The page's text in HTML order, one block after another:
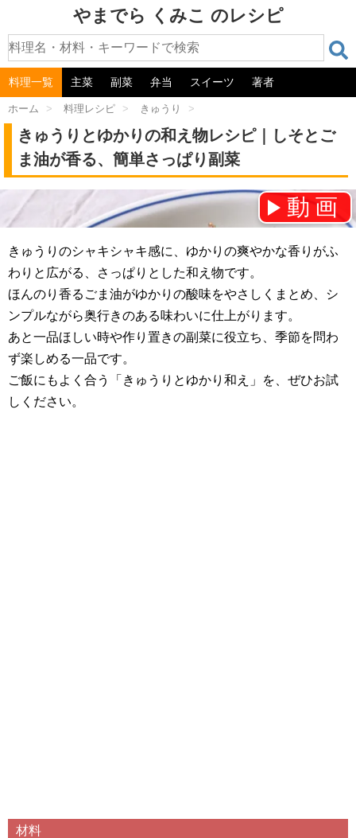
やまでら くみこ のレシピ
料理一覧 主菜 副菜 弁当 スイーツ 著者
ホーム > 料理レシピ > きゅうり >
きゅうりとゆかりの和え物レシピ｜しそとご
ま油が香る、簡単さっぱり副菜
動画
チャンネル登録をお願いします！⇒
きゅうりのシャキシャキ感に、ゆかりの爽やかな香りがふ
わりと広がる、さっぱりとした和え物です。
ほんのり香るごま油がゆかりの酸味をやさしくまとめ、シ
ンプルながら奥行きのある味わいに仕上がります。
あと一品ほしい時や作り置きの副菜に役立ち、季節を問わ
ず楽しめる一品です。
ご飯にもよく合う「きゅうりとゆかり和え」を、ぜひお試
しください。
材料